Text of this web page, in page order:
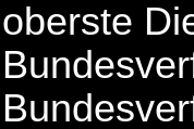
oberste